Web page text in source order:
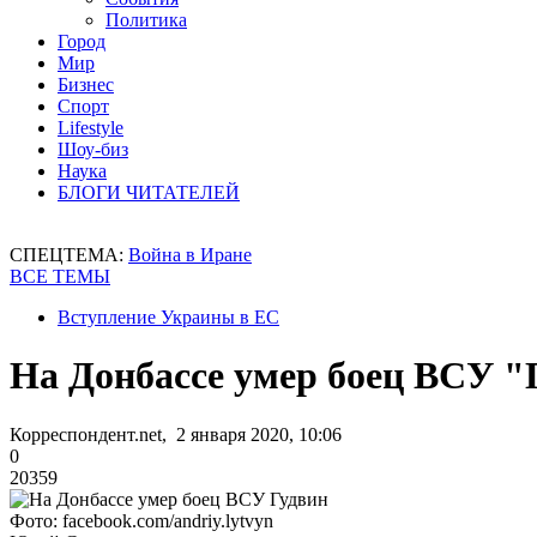
Политика
Город
Мир
Бизнес
Спорт
Lifestyle
Шоу-биз
Наука
БЛОГИ ЧИТАТЕЛЕЙ
СПЕЦТЕМА: Война в Иране
ВСЕ ТЕМЫ
Вступление Украины в ЕС
На Донбассе умер боец ВСУ
Корреспондент.net, 2 января 2020, 10:06
0
20359
Фото: facebook.com/andriy.lytvyn